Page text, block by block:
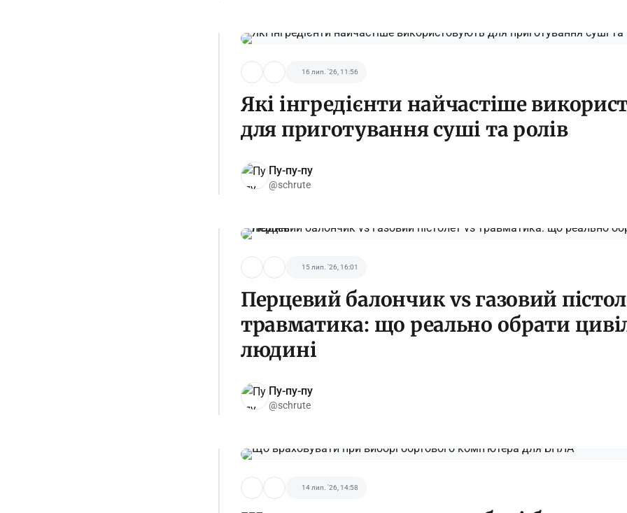
16 лип. '26, 11:56
Які інгредієнти найчастіше
для приготування суші та ролів
Пу-пу-пу
@schrute
15 лип. '26, 16:01
Перцевий балончик vs газовий
травматика: що реально обрати
людині
Пу-пу-пу
@schrute
14 лип. '26, 14:58